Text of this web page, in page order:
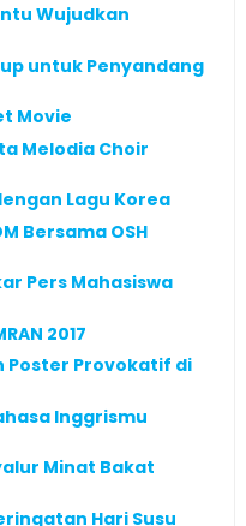
Wujudkan
untuk Penyandang
Movie
Melodia Choir
Lagu Korea
Bersama OSH
Pers Mahasiswa
2017
Poster Provokatif di
Inggrismu
Minat Bakat
Hari Susu